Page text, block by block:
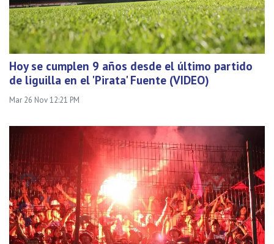
Hoy se cumplen 9 años desde el último partido
de liguilla en el 'Pirata' Fuente (VIDEO)
Mar 26 Nov 12:21 PM